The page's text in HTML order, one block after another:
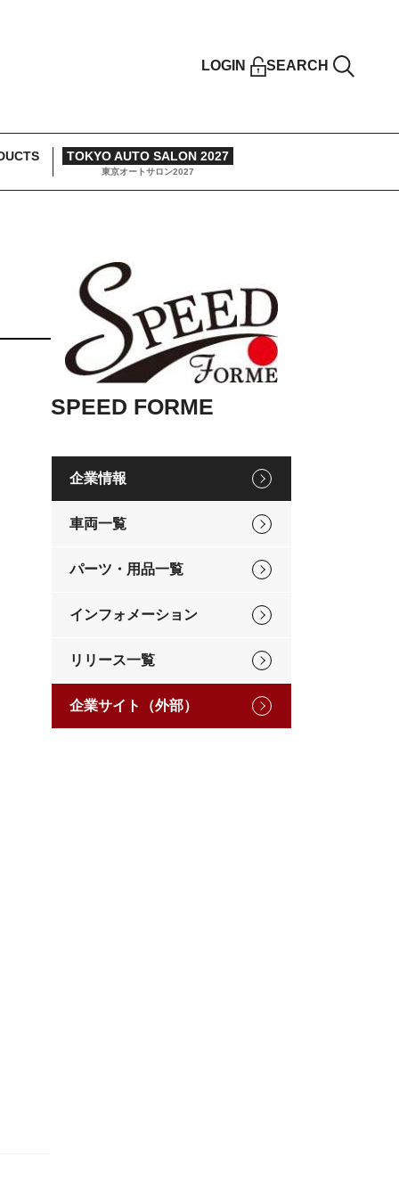
LOGIN SEARCH
TOKYO AUTO SALON 2027
東京オートサロン2027
SPEED FORME
企業情報
車両一覧
パーツ・用品一覧
インフォメーション
リリース一覧
企業サイト（外部）